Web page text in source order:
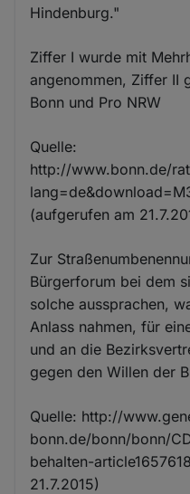
Hindenburg."
Ziffer I wurde mit
angenommen, Ziffer II
Bonn und Pro NRW
Quelle:
http://www.bonn.de/
(aufgerufen am
Zur
Bürgerforum bei dem
solche aussprachen,
Anlass nahmen, für
und an die
gegen den Willen der
Quelle: http://
bonn.de/bonn/bonn/
behalten-
21.7.2015)